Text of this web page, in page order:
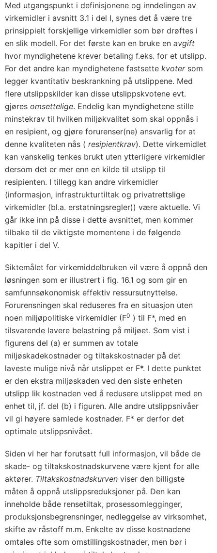
Med utgangspunkt i definisjonene og inndelingen av
virkemidler i avsnitt 3.1 i del I, synes det å være tre
prinsippielt forskjellige virkemidler som bør drøftes i
en slik modell. For det første kan en bruke en avgift
hvor myndighetene krever betaling f.eks. for et utslipp.
For det andre kan myndighetene fastsette kvotersom
legger kvantitativ beskrankning på utslippene. Med
flere utslippskilder kan disse utslippskvotene evt.
gjøres omsettelige. Endelig kan myndighetene stille
minstekrav til hvilken miljøkvalitet som skal oppnås i
en resipient, og gjøre forurenser(ne) ansvarlig for at
denne kvaliteten nås ( resipientkrav). Dette virkemidlet
kan vanskelig tenkes brukt uten ytterligere virkemidler
dersom det er mer enn en kilde til utslipp til
resipienten. I tillegg kan andre virkemidler
(informasjon, infrastrukturtiltak og privatrettslige
virkemidler (bl.a. erstatningsregler)) være aktuelle. Vi
går ikke inn på disse i dette avsnittet, men kommer
tilbake til de viktigste momentene i de følgende
kapitler i del V.
Siktemålet for virkemiddelbruken vil være å oppnå den
løsningen som er illustrert i fig. 16.1 og som gir en
samfunnsøkonomisk effektiv ressursutnyttelse.
Forurensningen skal reduseres fra en situasjon uten
noen miljøpolitiske virkemidler (F0 ) til F*, med en
tilsvarende lavere belastning på miljøet. Som vist i
figurens del (a) er summen av totale
miljøskadekostnader og tiltakskostnader på det
laveste mulige nivå når utslippet er F*. I dette punktet
er den ekstra miljøskaden ved den siste enheten
utslipp lik kostnaden ved å redusere utslippet med en
enhet til, jf. del (b) i figuren. Alle andre utslippsnivåer
vil gi høyere samlede kostnader. F* er derfor det
optimale utslippsnivået.
Siden vi her har forutsatt full informasjon, vil både de
skade- og tiltakskostnadskurvene være kjent for alle
aktører. Tiltakskostnadskurven viser den billigste
måten å oppnå utslippsreduksjoner på. Den kan
inneholde både rensetiltak, prosessomlegginger,
produksjonsbegrensninger, nedleggelse av virksomhet,
skifte av råstoff m.m. Enkelte av disse kostnadene
omtales ofte som omstillingskostnader, men bør i